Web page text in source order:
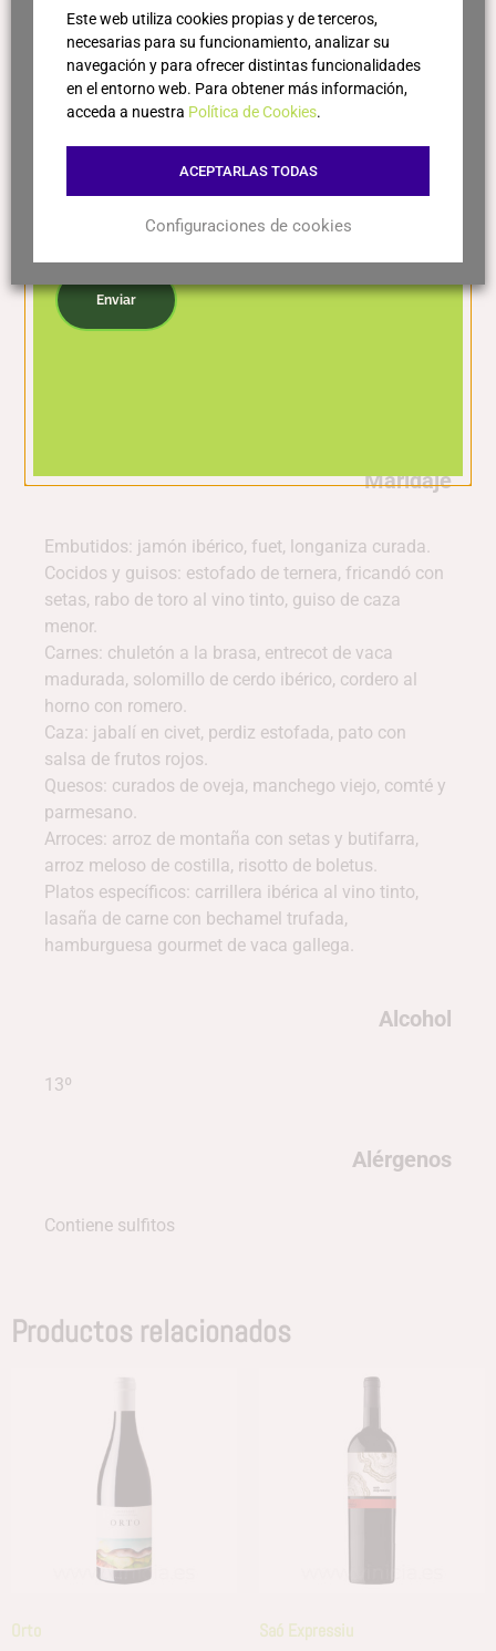
Variedades
50% Merlot: aporta fruta roja madura, volumen,
textura sedosa y accesibilidad.
firme, fruta negra, capacidad de guarda y
Maridaje
Embutidos: jamón ibérico, fuet, longaniza curada.
Cocidos y guisos: estofado de ternera, fricandó con
setas, rabo de toro al vino tinto, guiso de caza
menor.
Carnes: chuletón a la brasa, entrecot de vaca
madurada, solomillo de cerdo ibérico, cordero al
horno con romero.
Caza: jabalí en civet, perdiz estofada, pato con
salsa de frutos rojos.
Quesos: curados de oveja, manchego viejo, comté y
parmesano.
Arroces: arroz de montaña con setas y butifarra,
arroz meloso de costilla, risotto de boletus.
Platos específicos: carrillera ibérica al vino tinto,
lasaña de carne con bechamel trufada,
hamburguesa gourmet de vaca gallega.
Alcohol
13º
Alérgenos
Contiene sulfitos
Productos relacionados
Orto Saó Expressiu
Este web utiliza cookies propias y de terceros,
necesarias para su funcionamiento, analizar su
navegación y para ofrecer distintas funcionalidades
en el entorno web. Para obtener más información,
acceda a nuestra Política de Cookies.
ACEPTARLAS TODAS
Configuraciones de cookies
Enviar